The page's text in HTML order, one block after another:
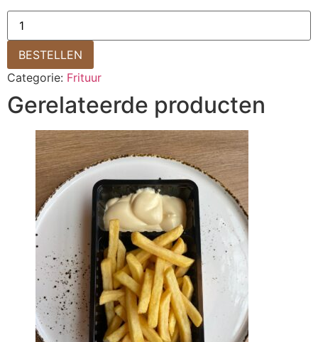
BESTELLEN
Categorie: Frituur
Gerelateerde producten